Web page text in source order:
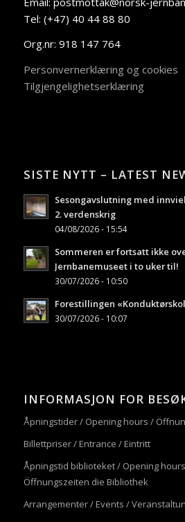
Tel: (+47) 40 44 88 80
Org.nr: 918 147 764
Personvernerklæring og cookies
Tilgjengelighetserklæring
SISTE NYTT – LATEST
Sesongavslutning med
2. verdenskrig
04/08/2026 - 15:54
Sommeren er fortsatt ikke
Jernbanemuseet i to uker til!
30/07/2026 - 10:50
Forestillingen
30/07/2026 - 10:07
INFORMASJON FOR
Åpningstider / Opening hours /
Billettpriser / Entrance / Eintritt
Åpningstid biblioteket / Opening
Öffnungszeiten die Bibliothek
Arrangementer / Events /